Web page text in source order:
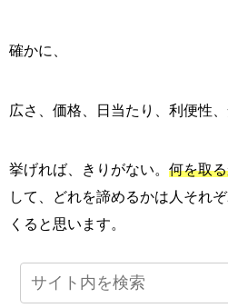
確かに、
広さ、価格、日当たり、利便性
挙げれば、きりがない。 何を取
して、どれを諦めるかは人それ
くると思います。